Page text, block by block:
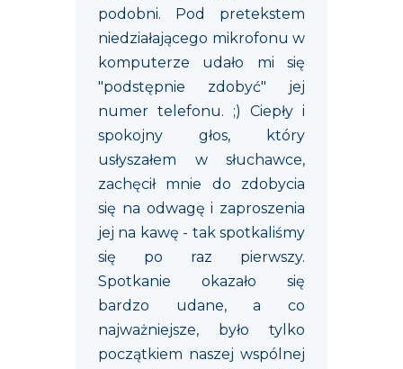
podobni. Pod pretekstem
niedziałającego mikrofonu w
komputerze udało mi się
"podstępnie zdobyć" jej
numer telefonu. ;) Ciepły i
spokojny głos, który
usłyszałem w słuchawce,
zachęcił mnie do zdobycia
się na odwagę i zaproszenia
jej na kawę - tak spotkaliśmy
się po raz pierwszy.
Spotkanie okazało się
bardzo udane, a co
najważniejsze, było tylko
początkiem naszej wspólnej